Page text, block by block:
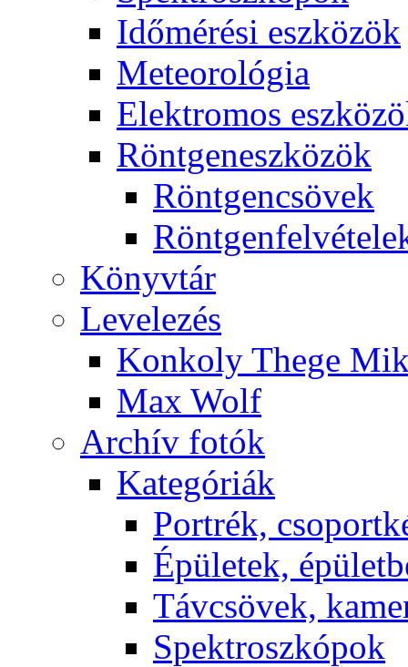
Idő­mé­ré­si esz­kö­zök
Me­te­o­ro­ló­gia
Elekt­ro­mos
Rönt­gen­esz­kö­zök
Rönt­gen­csö­vek
Könyv­tár
Le­ve­le­zés
Kon­koly The­ge
Max Wolf
Ar­chív fo­tók
Ka­te­gó­ri­ák
Port­rék,
Épü­le­tek,
Táv­csö­vek,
Spekt­rosz­kó­pok